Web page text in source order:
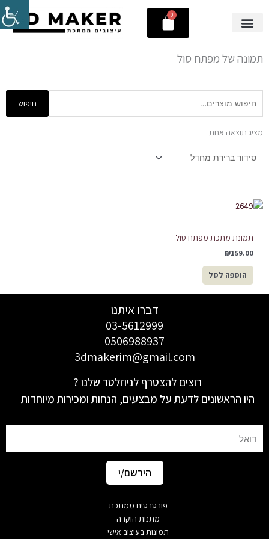
לתוכן
0
עגלת
קניות
תמונה של מפתח סול
עבור:
חיפוש
מציג תוצאה אחת
תמונת מתכת מפתח סול
₪159.00
הוספה לסל
דברו איתנו
03-5612999
0506988937
3dmakerim@gmail.com
רוצים להצטרף לניוזלטר שלנו ?
היו הראשונים לדעת על מבצעים, הנחות ומכירות מיוחדות
הירשם/י
פורטרטים ממתכת
מתנות הוקרה
תמונות בעיצוב אישי